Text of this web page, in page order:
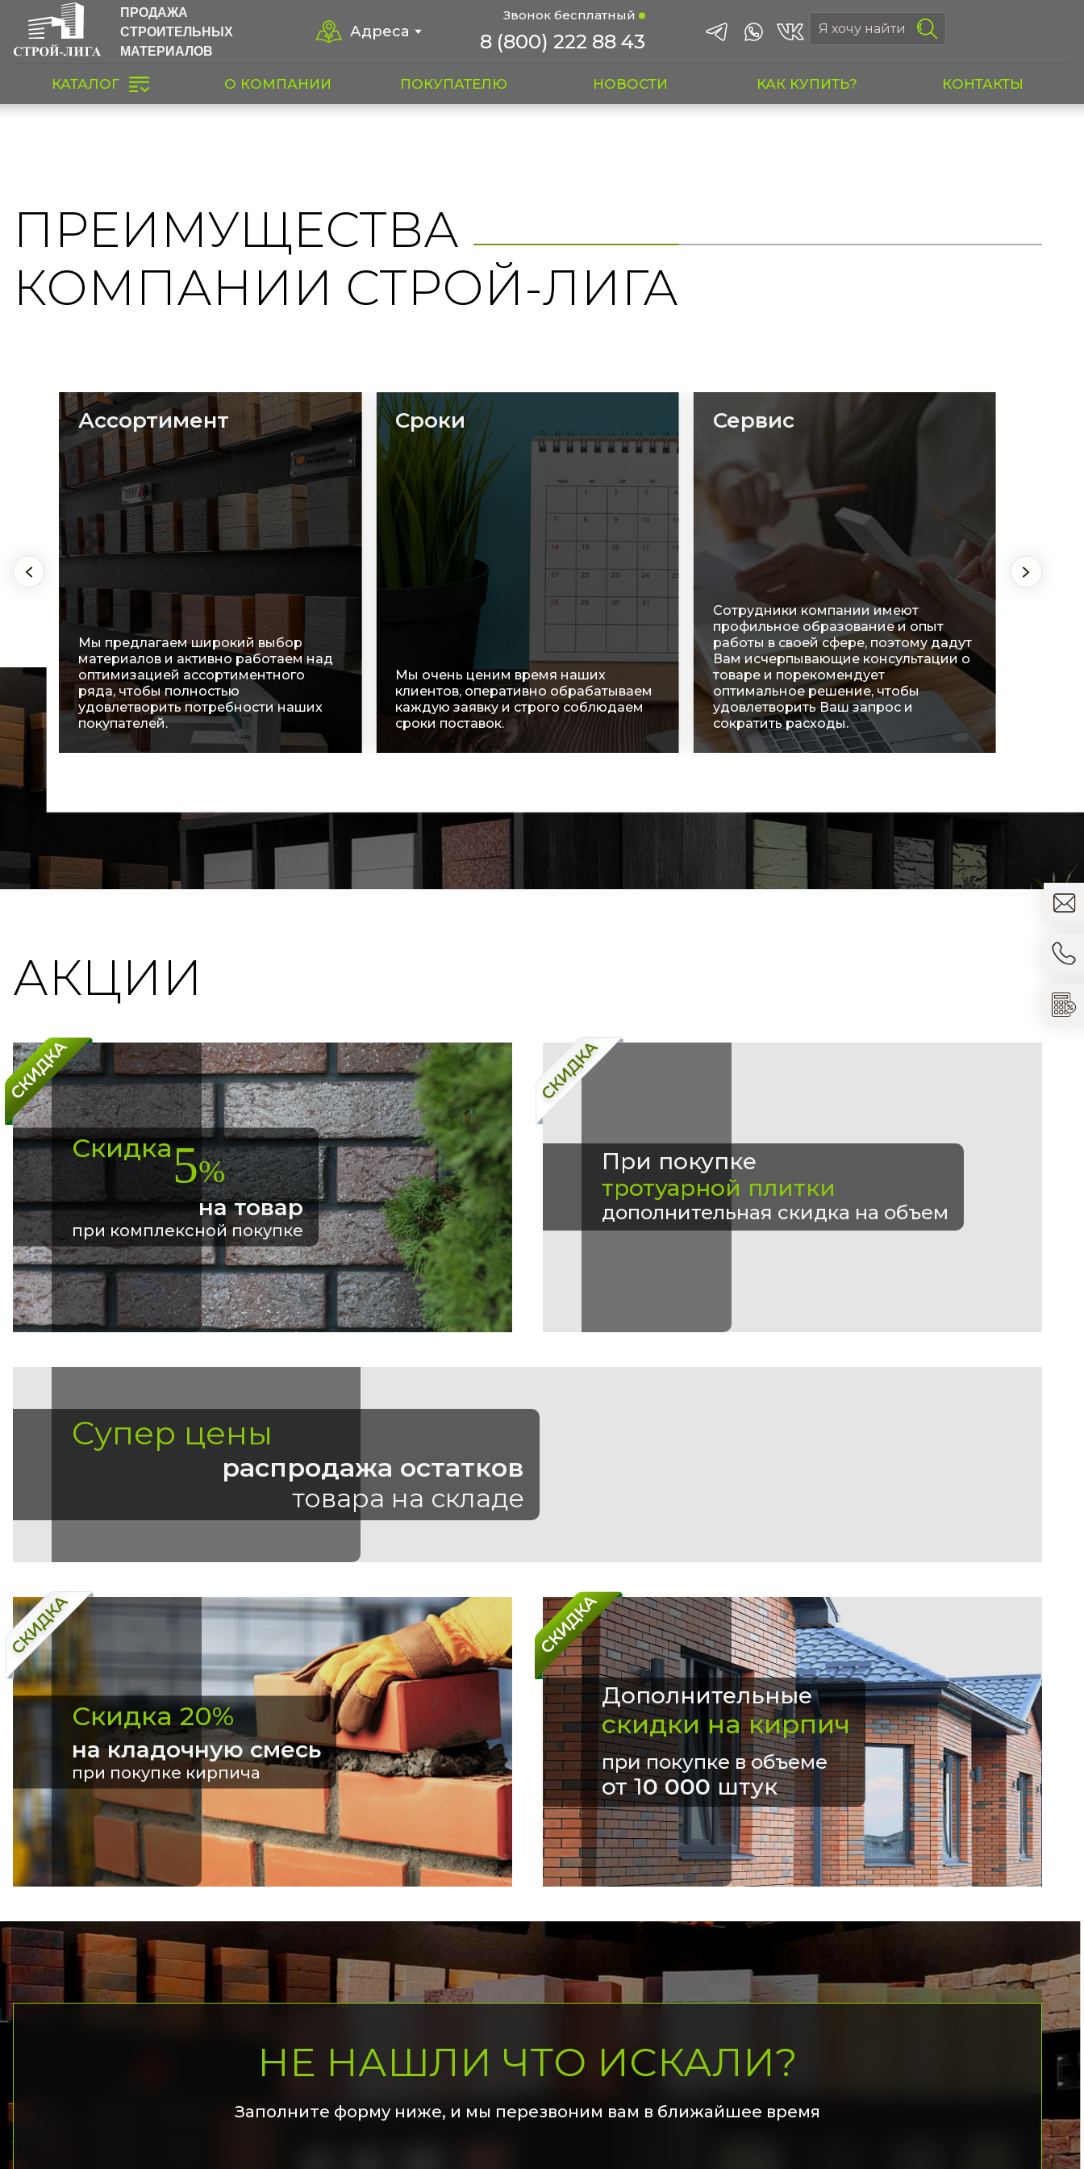
ПРОДАЖА
СТРОИТЕЛЬНЫХ
МАТЕРИАЛОВ
Адреса
Звонок бесплатный
8 (800) 222 88 43
КАТАЛОГ О КОМПАНИИ ПОКУПАТЕЛЮ НОВОСТИ КАК КУПИТЬ? КОНТАКТЫ
ПРЕИМУЩЕСТВА
КОМПАНИИ СТРОЙ-ЛИГА
Ассортимент
Мы предлагаем широкий выбор
материалов и активно работаем над
оптимизацией ассортиментного
ряда, чтобы полностью
удовлетворить потребности наших
покупателей.
Сроки
Мы очень ценим время наших
клиентов, оперативно обрабатываем
каждую заявку и строго соблюдаем
сроки поставок.
Сервис
Сотрудники компании имеют
профильное образование и опыт
работы в своей сфере, поэтому дадут
Вам исчерпывающие консультации о
товаре и порекомендует
оптимальное решение, чтобы
удовлетворить Ваш запрос и
сократить расходы.
АКЦИИ
Скидка5%
на товар
при комплексной покупке
При покупке
тротуарной плитки
дополнительная скидка на объем
Супер цены
распродажа остатков
товара на складе
Скидка 20%
на кладочную смесь
при покупке кирпича
Дополнительные
скидки на кирпич
при покупке в объеме
от 10 000 штук
НЕ НАШЛИ ЧТО ИСКАЛИ?
Заполните форму ниже, и мы перезвоним вам в ближайшее время